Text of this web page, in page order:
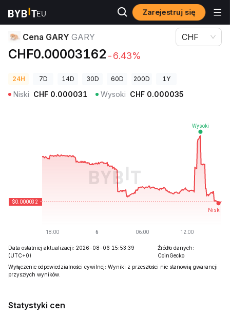
Zarejestruj się
Ceny kryptowalut Cena GARY GARY
Cena GARY GARY
CHF0.00003162 -6.43%
CHF
24H 7D 14D 30D 60D 200D 1Y
Niski CHF 0.000031 Wysoki CHF 0.000035
Data ostatniej aktualizacji: 2026-08-06 15:53:39
(UTC+0)
Źródło danych:
CoinGecko
Wyłączenie odpowiedzialności cywilnej: Wyniki z przeszłości nie stanowią gwarancji
przyszłych wyników.
Statystyki cen